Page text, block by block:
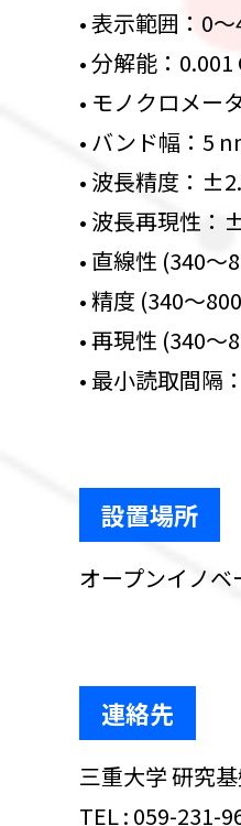
• 表示範囲：0
• 分解能：0.001
• モノクロメー
• バンド幅：5
• 波長精度：
• 波長再現性：
• 直線性 (340
• 精度 (340～
• 再現性 (340
• 最小読取間隔
設置場所
オープンイノ
連絡先
三重大学 研究
TEL : 059-231-